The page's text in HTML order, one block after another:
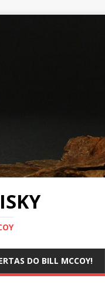
DO BILL MCCOY!